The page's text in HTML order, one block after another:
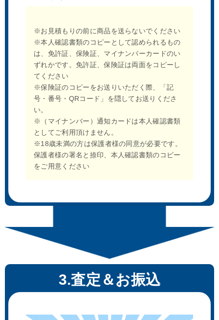
※お見積もりの前に商品を送らないでください
※本人確認書類のコピーとして認められるもの
は、免許証、保険証、マイナンバーカードのい
ずれかです。免許証、保険証は両面をコピーし
てください
※保険証のコピーをお送りいただく際、「記
号・番号・QRコード」を隠してお送りくださ
い。
※（マイナンバー）通知カードは本人確認書類
としてご利用頂けません。
※18歳未満の方は保護者様の同意が必要です。
保護者様の署名と捺印、本人確認書類のコピー
をご用意ください
3.査定＆お振込